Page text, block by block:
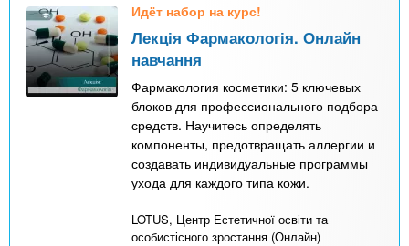
Идёт набор на курс!
Лекція Фармакологія. Онлайн
навчання
Фармакология косметики: 5 ключевых
блоков для профессионального подбора
средств. Научитесь определять
компоненты, предотвращать аллергии и
создавать индивидуальные программы
ухода для каждого типа кожи.
LOTUS, Центр Естетичної освіти та
особистісного зростання (Онлайн)